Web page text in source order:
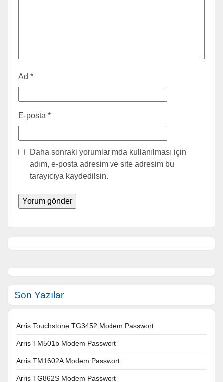
Ad *
E-posta *
Daha sonraki yorumlarımda kullanılması için
adım, e-posta adresim ve site adresim bu
tarayıcıya kaydedilsin.
Son Yazılar
Arris Touchstone TG3452 Modem Passwort
Arris TM501b Modem Passwort
Arris TM1602A Modem Passwort
Arris TG862S Modem Passwort